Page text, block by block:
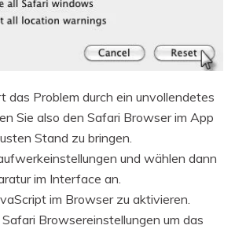
das Problem durch ein unvollendetes
Sie also den Safari Browser im App
Stand zu bringen.
und wählen dann
im Interface an.
im Browser zu aktivieren.
Browsereinstellungen um das